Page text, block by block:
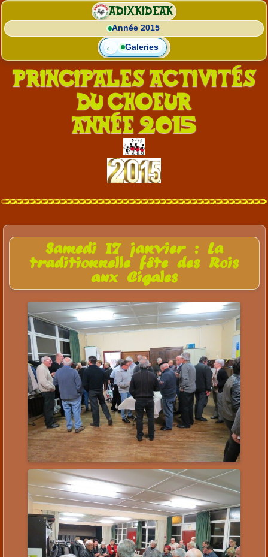
ADIXKIDEAK
Année 2015
← Galeries
Principales activités
du choeur
Année 2015
Samedi 17 janvier : La
traditionnelle fête des Rois
aux Cigales